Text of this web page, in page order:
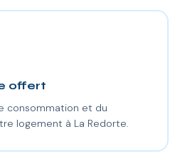
offert
consommation et du
logement à La Redorte.